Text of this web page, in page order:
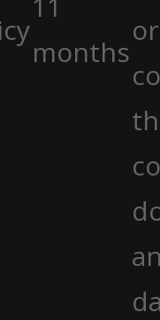
months